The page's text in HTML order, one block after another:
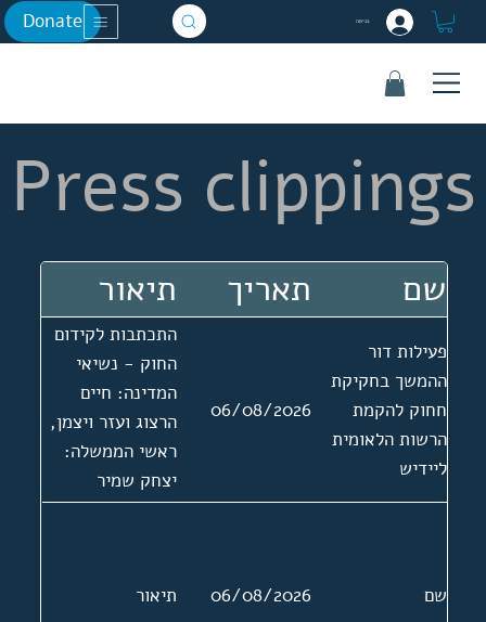
Donate כניסה
Press clippings
שם תאריך תיאור
פעילות דור
ההמשך בחקיקת
חחוק להקמת
הרשות הלאומית
ליידיש
06/08/2026
התכתבות לקידום
החוק - נשיאי
המדינה: חיים
הרצוג ועזר ויצמן,
ראשי הממשלה:
יצחק שמיר
ושמעון פרס,
פרוטוקלים,
שם 06/08/2026 תיאור